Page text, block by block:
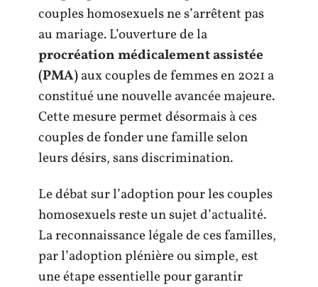
couples homosexuels ne s’arrêtent pas
au mariage. L’ouverture de la
procréation médicalement assistée
(PMA)aux couples de femmes en 2021 a
constitué une nouvelle avancée majeure.
Cette mesure permet désormais à ces
couples de fonder une famille selon
leurs désirs, sans discrimination.
Le débat sur l’adoption pour les couples
homosexuels reste un sujet d’actualité.
La reconnaissance légale de ces familles,
par l’adoption plénière ou simple, est
une étape essentielle pour garantir